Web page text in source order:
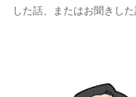
した話、またはお聞きし